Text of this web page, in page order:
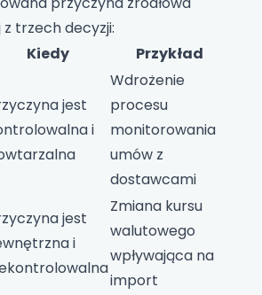
trzech decyzji:
Kiedy Przykład
jest
i
Wdrożenie
procesu
monitorowania
umów z
dostawcami
jest
i
Zmiana kursu
walutowego
wpływająca na
import